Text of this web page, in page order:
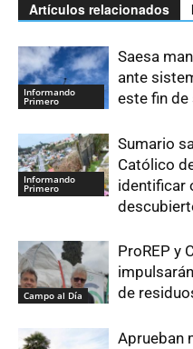
Artículos relacionados
Informando
Primero
Saesa
ante
este fin de
Informando
Primero
Sumario
Católico
identificar
Campo al Día
ProREP y
de
Aprueban